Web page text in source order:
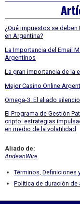
¿Qué impuestos se deben
en Argentina?
La Importancia del Email
Argentinos
La gran importancia de la
Mejor Casino Online
Omega-3: El aliado
El Programa de Gestión
cripto: estrategias
en medio de la volatilidad
Aliado de:
AndeanWire
Términos, Definiciones
Política de duración de